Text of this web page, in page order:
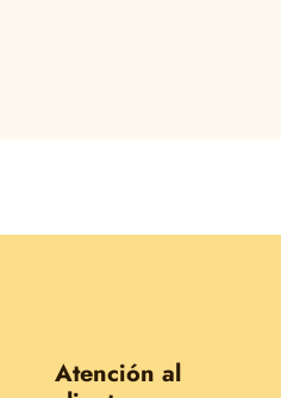
Atención al